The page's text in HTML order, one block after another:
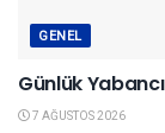
GENEL
Günlük
7 AĞUSTOS 2026